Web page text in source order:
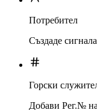
Потребител
Създаде
Горски
Добави Рег.№